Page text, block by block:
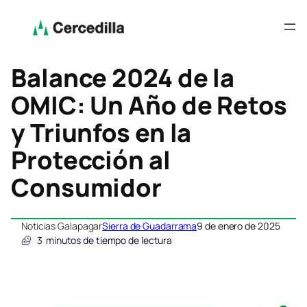
Balance 2024 de la
OMIC: Un Año de Retos
y Triunfos en la
Protección al
Consumidor
Noticias GalapagarSierra de Guadarrama9 de enero de 2025
3 minutos de tiempo de lectura